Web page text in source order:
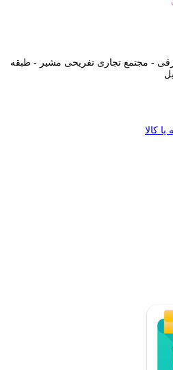
- مجتمع تجاری تفریحی مشیر - طبقه
کالا